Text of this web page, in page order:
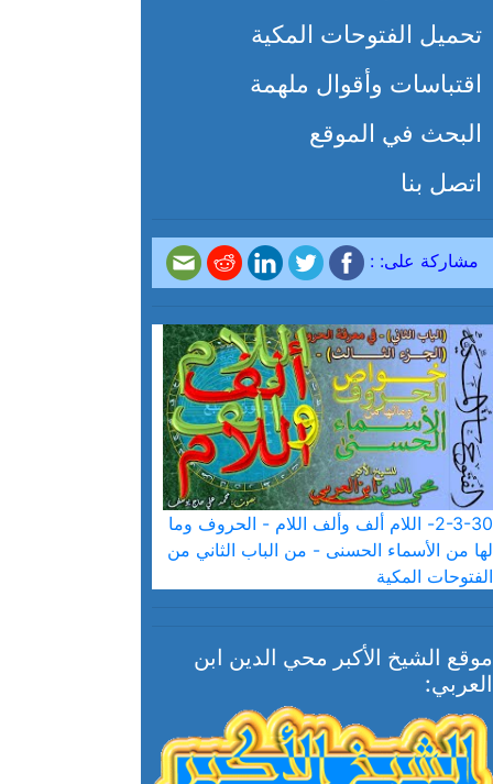
تحميل الفتوحات المكية
اقتباسات وأقوال ملهمة
البحث في الموقع
اتصل بنا
مشاركة على: :
2-3-30- اللام ألف وألف اللام - الحروف وما
لها من الأسماء الحسنى - من الباب الثاني من
الفتوحات المكية
موقع الشيخ الأكبر محي الدين ابن
العربي: